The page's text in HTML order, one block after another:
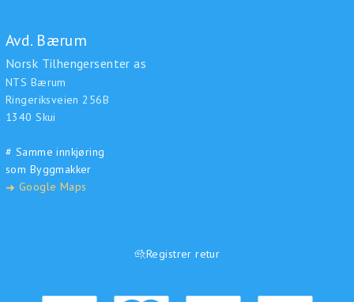
Avd. Bærum
Norsk Tilhengersenter as
NTS Bærum
Ringeriksveien 256B
1340 Skui
# Samme innkjøring
som Byggmakker
➜ Google Maps
Registrer retur